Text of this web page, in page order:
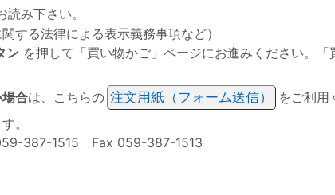
読み下さい。
する法律による表示義務事項など）
ン を押して「買い物かご」ページにお進みください。
場合は、こちらの 注文用紙（フォーム送信）
をご利用
。
387-1515 Fax 059-387-1513